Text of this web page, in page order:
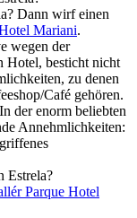
Dann wirf einen
Mariani.
wegen der
Hotel, besticht nicht
zu denen
Café gehören.
der enorm beliebten
Annehmlichkeiten:
Estrela?
Parque Hotel